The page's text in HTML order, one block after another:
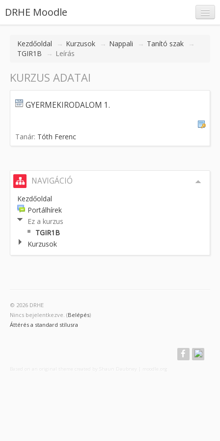
DRHE Moodle
Belépés
Kezdőoldal → Kurzusok → Nappali → Tanító szak
→
TGIR1B
→ Leírás
KURZUS ADATAI
GYERMEKIRODALOM 1.
Tanár: Tóth Ferenc
NAVIGÁCIÓ
Kezdőoldal
Portálhírek
Ez a kurzus
TGIR1B
Kurzusok
© 2026 DRHE
Nincs bejelentkezve. (Belépés)
Áttérés a standard stílusra